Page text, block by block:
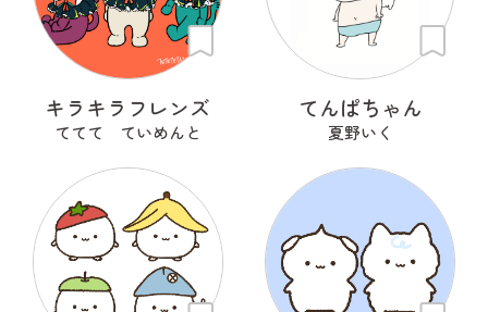
キラキラフレンズ
ててて ていめんと
てんぱちゃん
夏野いく